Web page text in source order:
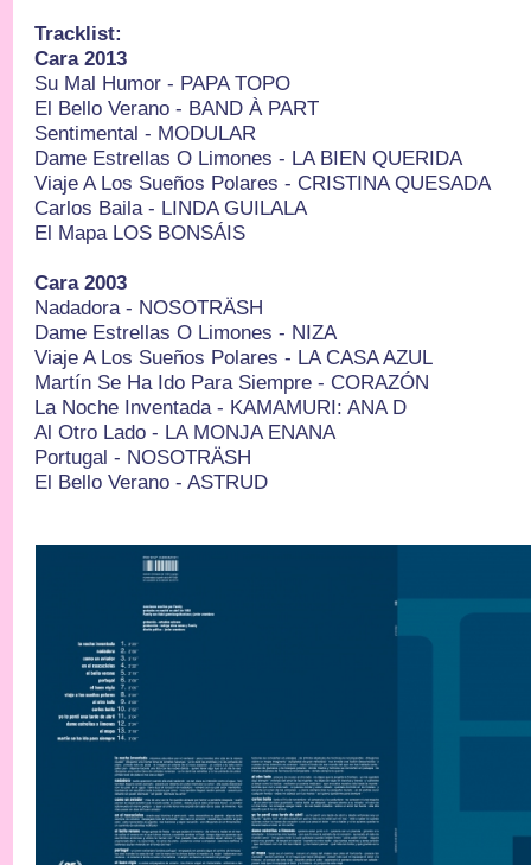
Tracklist:
Cara 2013
Su Mal Humor - PAPA TOPO
El Bello Verano - BAND À PART
Sentimental - MODULAR
Dame Estrellas O Limones - LA BIEN QUERIDA
Viaje A Los Sueños Polares - CRISTINA QUESADA
Carlos Baila - LINDA GUILALA
El Mapa LOS BONSÁIS
Cara 2003
Nadadora - NOSOTRÄSH
Dame Estrellas O Limones - NIZA
Viaje A Los Sueños Polares - LA CASA AZUL
Martín Se Ha Ido Para Siempre - CORAZÓN
La Noche Inventada - KAMAMURI: ANA D
Al Otro Lado - LA MONJA ENANA
Portugal - NOSOTRÄSH
El Bello Verano - ASTRUD